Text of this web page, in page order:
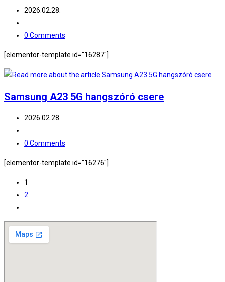
Post
2026.02.28.
category:
Post
0 Comments
[elementor-template id="16287"]
Samsung A23 5G hangszóró csere
Post
2026.02.28.
category:
Post
0 Comments
[elementor-template id="16276"]
1
2
to
the
next